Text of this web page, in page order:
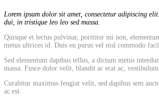
Lorem ipsum dolor sit amet, consectetur adipiscing
dui, in tristique leo leo sed massa.
Quisque et lectus pulvinar, porttitor mi non,
metus ultrices id. Duis eu purus vel nisl commodo
Sed elementum dapibus tellus, a dictum metus
massa. Fusce dolor velit, blandit ac erat ac, vestibulum
Curabitur maximus feugiat velit, sed dapibus sem
ac est.